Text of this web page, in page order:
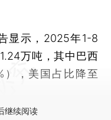
示，2025年1-8
万吨，其中巴西
），美国占比降至
继续阅读